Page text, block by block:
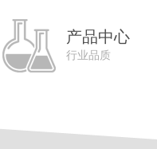
产品中心
行业品质